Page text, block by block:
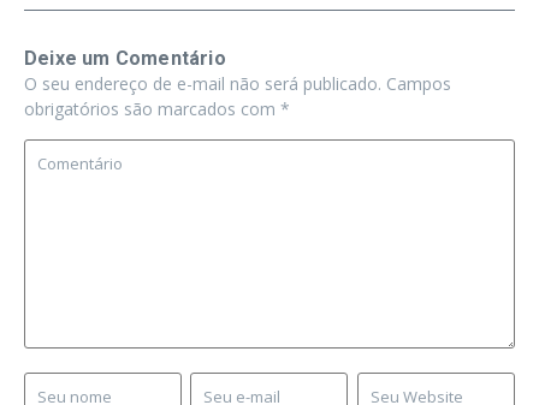
Deixe um Comentário
O seu endereço de e-mail não será publicado. Campos
obrigatórios são marcados com *